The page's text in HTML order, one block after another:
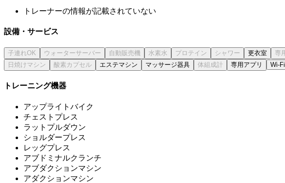
トレーナーの情報が記載されていない
設備・サービス
更衣室
エステマシン
マッサージ器具 専用アプリ Wi-Fi
トレーニング機器
アップライトバイク
チェストプレス
ラットプルダウン
ショルダープレス
レッグプレス
アブドミナルクランチ
アブダクションマシン
アダクションマシン